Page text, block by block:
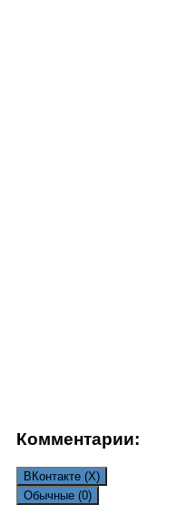
Комментарии:
ВКонтакте (X)
Обычные (0)